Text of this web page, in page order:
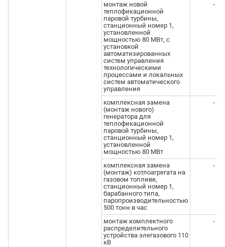
монтаж новой
теплофикационной
паровой турбины,
станционный номер 1,
установленной
мощностью 80 МВт, с
установкой
автоматизированных
систем управления
технологическими
процессами и локальных
систем автоматического
управления
-
комплексная замена
(монтаж нового)
генератора для
теплофикационной
паровой турбины,
станционный номер 1,
установленной
мощностью 80 МВт
-
комплексная замена
(монтаж) котлоагрегата на
газовом топливе,
станционный номер 1,
барабанного типа,
паропроизводительностью
500 тонн в час
-
монтаж комплектного
распределительного
устройства элегазового 110
кВ
-